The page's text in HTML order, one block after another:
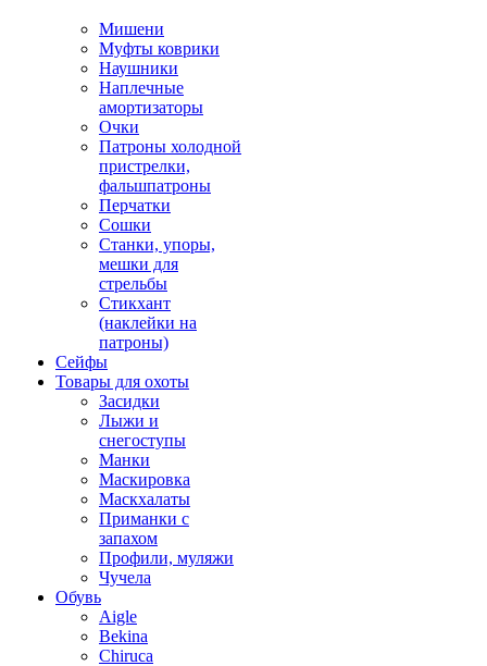
Мишени
Муфты коврики
Наушники
Наплечные
амортизаторы
Очки
Патроны холодной
пристрелки,
фальшпатроны
Перчатки
Сошки
Станки, упоры,
мешки для
стрельбы
Стикхант
(наклейки на
патроны)
Сейфы
Товары для охоты
Засидки
Лыжи и
снегоступы
Манки
Маскировка
Маскхалаты
Приманки с
запахом
Профили, муляжи
Чучела
Обувь
Aigle
Bekina
Chiruсa